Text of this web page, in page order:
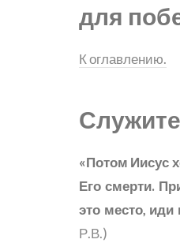
для
К оглавлению.
«Потом Иисус
Его смерти.
это место,
Р.В.)